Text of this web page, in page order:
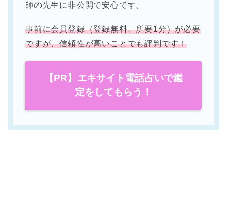
師の先生に非公開で安心です。
事前に会員登録（登録無料、所要1分）が必要
ですが、信頼性が高いことでも評判です！
【PR】エキサイト電話占いで鑑
定をしてもらう！